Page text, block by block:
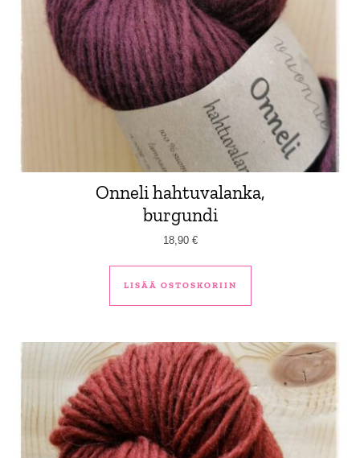
Onneli hahtuvalanka,
burgundi
18,90 €
LISÄÄ OSTOSKORIIN